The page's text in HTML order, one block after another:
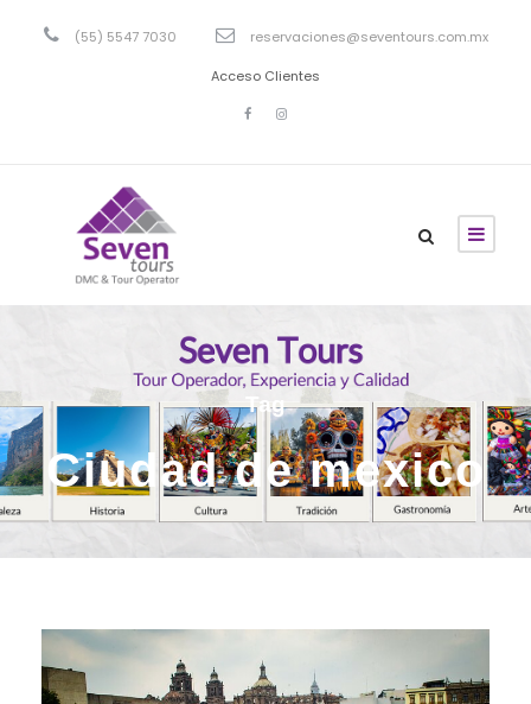
(55) 5547 7030 reservaciones@seventours.com.mx
Acceso Clientes
Tag
Ciudad de mexico